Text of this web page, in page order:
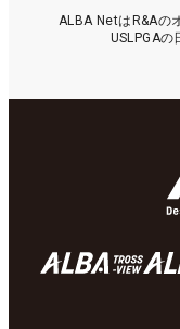
ALBA NetはR&Aの
USLPGAの